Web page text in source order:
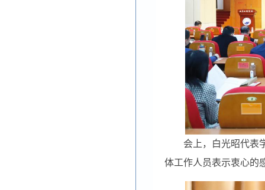
会上，白光昭代表
体工作人员表示衷心的